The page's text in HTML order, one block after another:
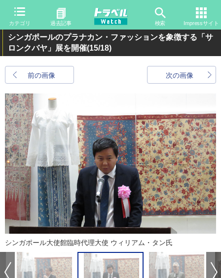
カテゴリ 過去記事 検索 Impressサイト
シンガポールのプラナカン・ファッションを象徴する「サ
ロンクバヤ」展を開催(15/18)
前の画像 次の画像
シンガポール大使館臨時代理大使 ウィリアム・タン氏